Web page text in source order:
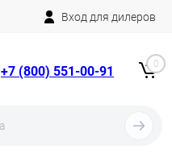
Вход для дилеров
+7 (800) 551-00-91 0